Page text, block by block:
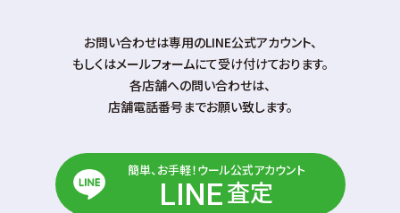
お問い合わせは専⽤のLINE公式アカウント、
もしくはメールフォームにて受け付けております。
各店舗への問い合わせは、
店舗電話番号までお願い致します。
簡単、お手軽！ウール公式アカウント
LINE査定